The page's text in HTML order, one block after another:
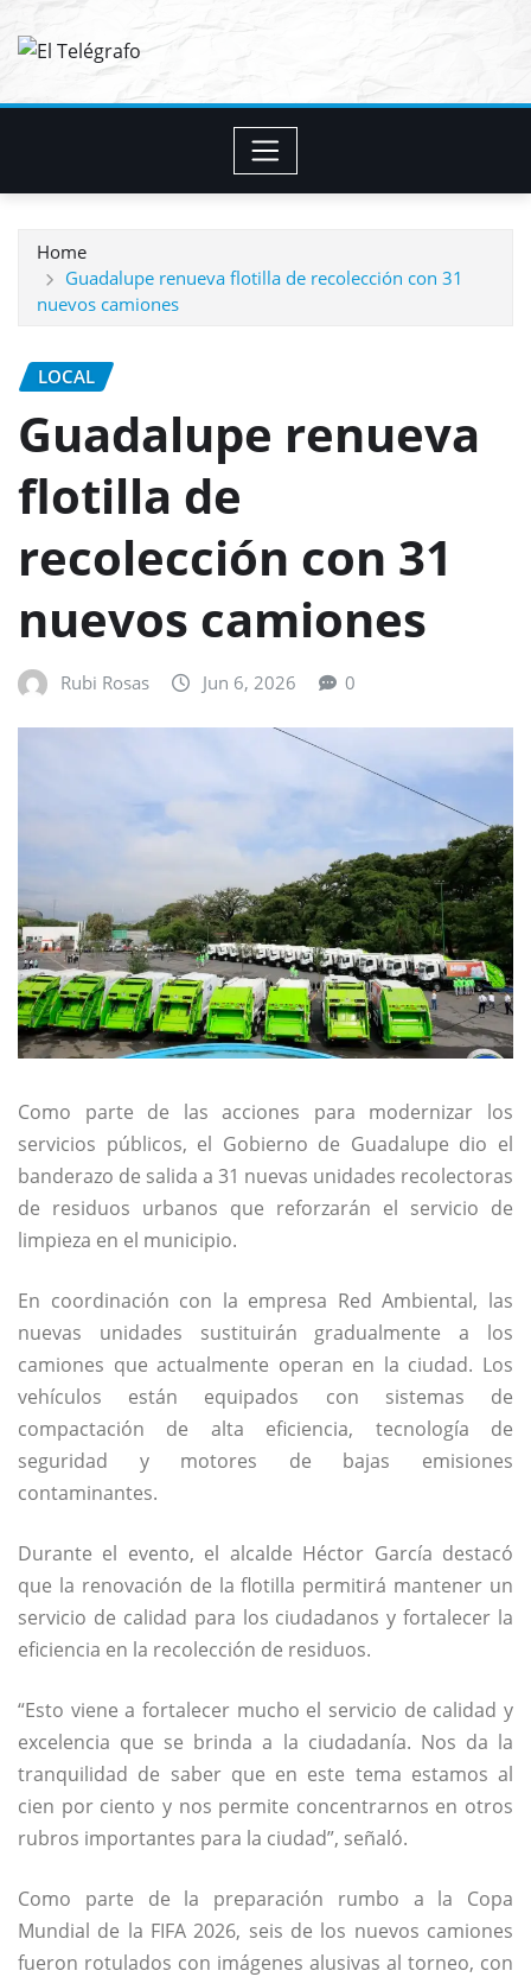
Home
Guadalupe renueva flotilla de recolección con 31
nuevos camiones
LOCAL
Guadalupe renueva
flotilla de
recolección con 31
nuevos camiones
Rubi Rosas Jun 6, 2026 0
Como parte de las acciones para modernizar los
servicios públicos, el Gobierno de Guadalupe dio el
banderazo de salida a 31 nuevas unidades recolectoras
de residuos urbanos que reforzarán el servicio de
limpieza en el municipio.
En coordinación con la empresa Red Ambiental, las
nuevas unidades sustituirán gradualmente a los
camiones que actualmente operan en la ciudad. Los
vehículos están equipados con sistemas de
compactación de alta eficiencia, tecnología de
seguridad y motores de bajas emisiones
contaminantes.
Durante el evento, el alcalde Héctor García destacó
que la renovación de la flotilla permitirá mantener un
servicio de calidad para los ciudadanos y fortalecer la
eficiencia en la recolección de residuos.
“Esto viene a fortalecer mucho el servicio de calidad y
excelencia que se brinda a la ciudadanía. Nos da la
tranquilidad de saber que en este tema estamos al
cien por ciento y nos permite concentrarnos en otros
rubros importantes para la ciudad”, señaló.
Como parte de la preparación rumbo a la Copa
Mundial de la FIFA 2026, seis de los nuevos camiones
fueron rotulados con imágenes alusivas al torneo, con